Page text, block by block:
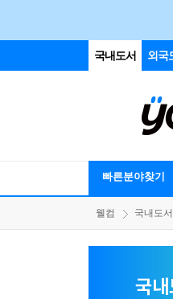
국내도서 외국
빠른분야찾기
웰컴 국내도서
국